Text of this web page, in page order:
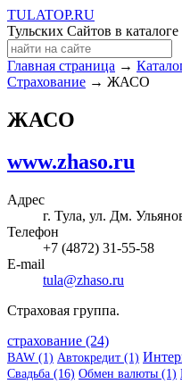
TULATOP.RU
Тульских Сайтов в каталоге
Главная страница →
Страхование → ЖАСО
ЖАСО
www.zhaso.ru
Адрес
г. Тула, ул. Дм.
Телефон
+7 (4872) 31-55-58
E-mail
tula@zhaso.ru
Страховая группа.
страхование (24)
BAW (1) Автокредит (1)
Свадьба (16) Обмен валюты (1)